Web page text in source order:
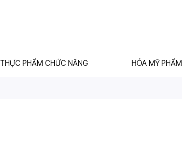
THỰC PHẨM CHỨC NĂNG HÓA MỸ PHẨM